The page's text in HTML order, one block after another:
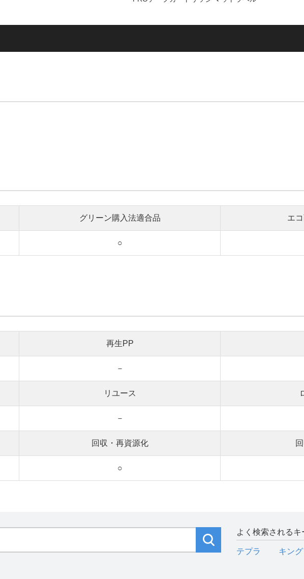
グリーン購入法適合品 エ
○
再生PP
－
リユース
－
回収・再資源化
○
よく検索されるキ
テプラ キン